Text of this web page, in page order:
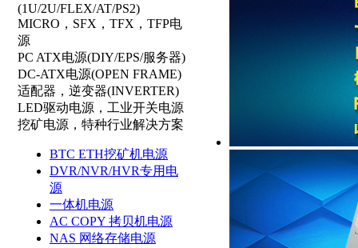
(1U/2U/FLEX/AT/PS2)
MICRO，SFX，TFX，TFP电
源
PC ATX电源(DIY/EPS/服务器)
DC-ATX电源(OPEN FRAME)
适配器，逆变器(INVERTER)
LED驱动电源，工业开关电源
挖矿电源，特种行业解决方案
BTC ETH挖矿机电源
DVR/NVR/HVR专用电
源
一体机电源
AC COPY 拷贝机电源
NAS 网络存储电源